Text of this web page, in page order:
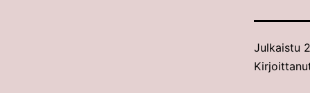
Julkaistu